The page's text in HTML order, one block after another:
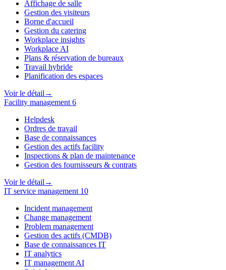
Affichage de salle
Gestion des visiteurs
Borne d'accueil
Gestion du catering
Workplace insights
Workplace AI
Plans & réservation de bureaux
Travail hybride
Planification des espaces
Voir le détail →
Facility management 6
Helpdesk
Ordres de travail
Base de connaissances
Gestion des actifs facility
Inspections & plan de maintenance
Gestion des fournisseurs & contrats
Voir le détail →
IT service management 10
Incident management
Change management
Problem management
Gestion des actifs (CMDB)
Base de connaissances IT
IT analytics
IT management AI